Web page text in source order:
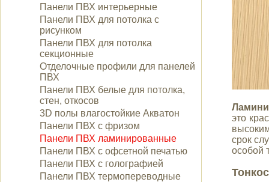
Панели ПВХ интерьерные
Панели ПВХ для потолка с
рисунком
Панели ПВХ для потолка
секционные
Отделочные профили для панелей
ПВХ
Панели ПВХ белые для потолка,
стен, откосов
3D полы влагостойкие Акватон
Панели ПВХ с фризом
Панели ПВХ ламинированные
Панели ПВХ с офсетной печатью
Панели ПВХ с голографией
Панели ПВХ термопереводные
это
срок
особой